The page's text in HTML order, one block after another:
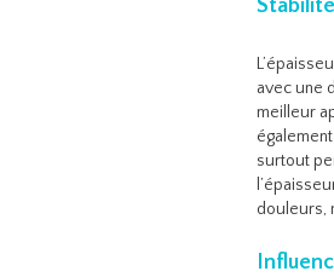
avec une
meilleur
surtout
douleurs,